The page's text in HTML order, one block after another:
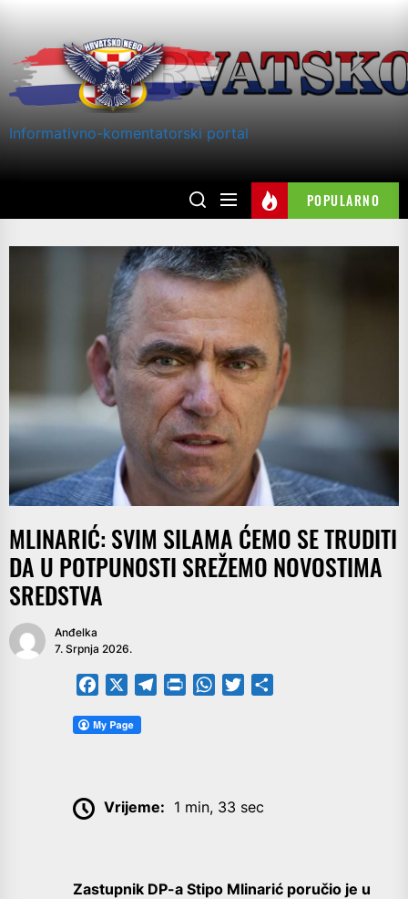
content
Informativno-komentatorski portal
POPULARNO
MLINARIĆ: SVIM SILAMA ĆEMO SE TRUDITI
DA U POTPUNOSTI SREŽEMO NOVOSTIMA
SREDSTVA
Anđelka
7. Srpnja 2026.
Facebook TelegramPrintFriendly
WhatsApp
Twitter
Vrijeme: 1 min, 33 sec
Zastupnik DP-a Stipo Mlinarić poručio je u